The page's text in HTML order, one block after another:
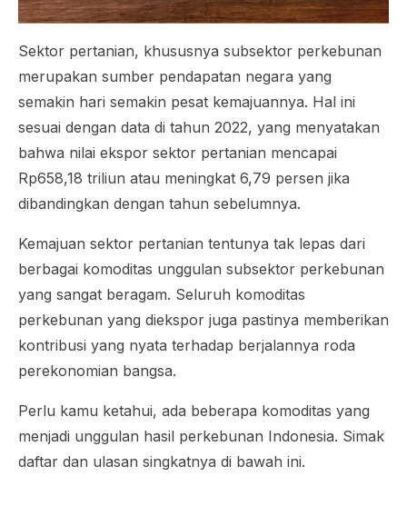
Sektor pertanian, khususnya subsektor perkebunan
merupakan sumber pendapatan negara yang
semakin hari semakin pesat kemajuannya. Hal ini
sesuai dengan data di tahun 2022, yang menyatakan
bahwa nilai ekspor sektor pertanian mencapai
Rp658,18 triliun atau meningkat 6,79 persen jika
dibandingkan dengan tahun sebelumnya.
Kemajuan sektor pertanian tentunya tak lepas dari
berbagai komoditas unggulan subsektor perkebunan
yang sangat beragam. Seluruh komoditas
perkebunan yang diekspor juga pastinya memberikan
kontribusi yang nyata terhadap berjalannya roda
perekonomian bangsa.
Perlu kamu ketahui, ada beberapa komoditas yang
menjadi unggulan hasil perkebunan Indonesia. Simak
daftar dan ulasan singkatnya di bawah ini.